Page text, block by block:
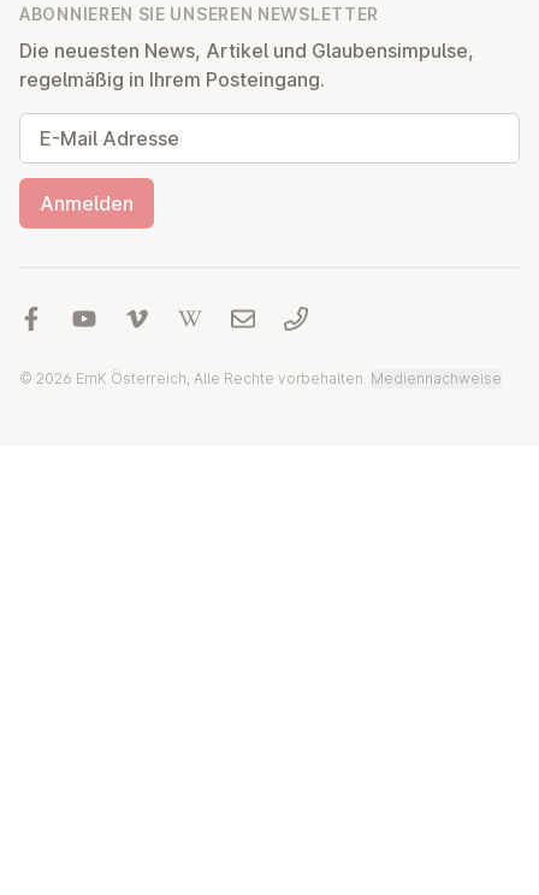
ABONNIEREN SIE UNSEREN NEWSLETTER
Die neuesten News, Artikel und Glaubensimpulse,
regelmäßig in Ihrem Posteingang.
E-Mail Adresse
Anmelden
© 2026 EmK Österreich, Alle Rechte vorbehalten. Mediennachweise